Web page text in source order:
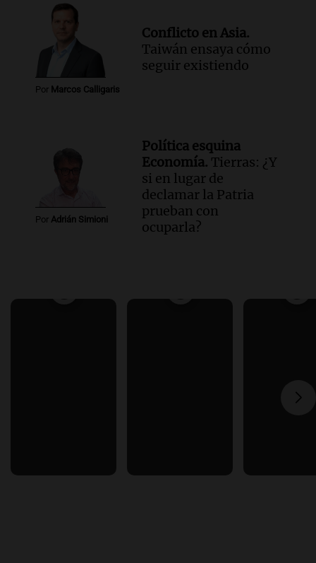
Por Marcos Calligaris
Conflicto en Asia.
Taiwán ensaya cómo
seguir existiendo
Por Adrián Simioni
Política esquina
Economía. Tierras: ¿Y
si en lugar de
declamar la Patria
prueban con
ocuparla?